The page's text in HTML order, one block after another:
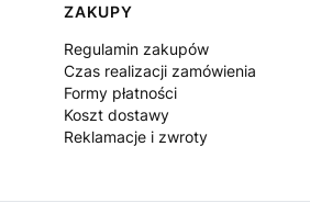
ZAKUPY
Regulamin zakupów
Czas realizacji zamówienia
Formy płatności
Koszt dostawy
Reklamacje i zwroty